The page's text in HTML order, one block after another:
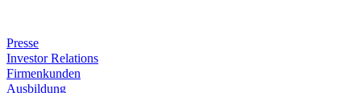
Presse
Investor Relations
Firmenkunden
Ausbildung